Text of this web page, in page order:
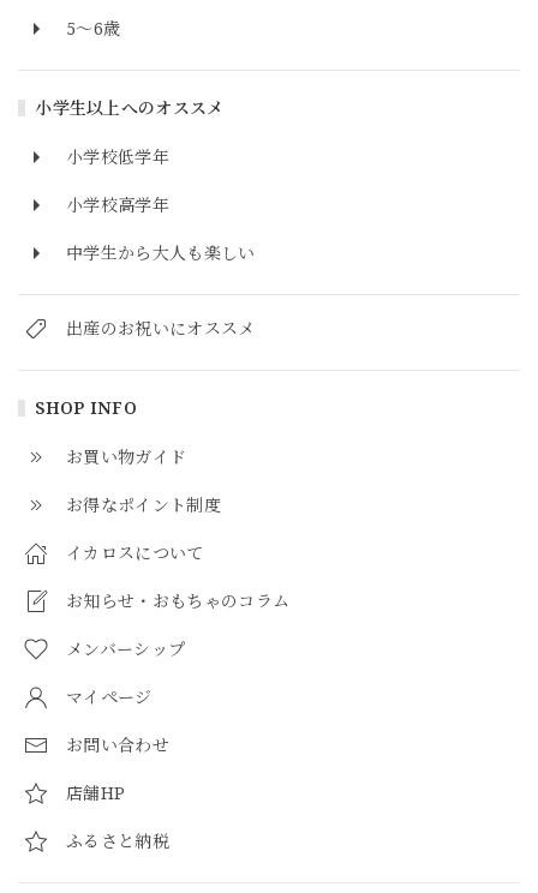
5～6歳
小学生以上へのオススメ
小学校低学年
小学校高学年
中学生から大人も楽しい
出産のお祝いにオススメ
SHOP INFO
お買い物ガイド
お得なポイント制度
イカロスについて
お知らせ・おもちゃのコラム
メンバーシップ
マイページ
お問い合わせ
店舗HP
ふるさと納税